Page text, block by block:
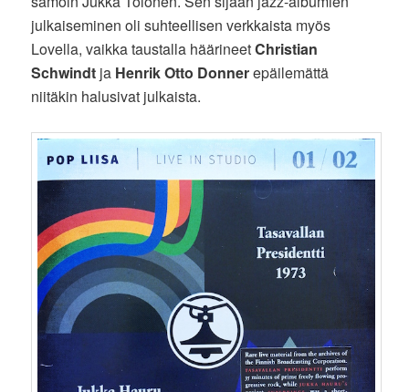
julkaiseminen oli suhteellisen verkkaista myös
Lovella, vaikka taustalla häärineetChristian
Schwindt ja Henrik Otto Donnerepäilemättä
niitäkin halusivat julkaista.